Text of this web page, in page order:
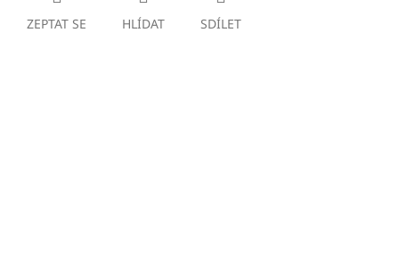
ZEPTAT SE HLÍDAT SDÍLET